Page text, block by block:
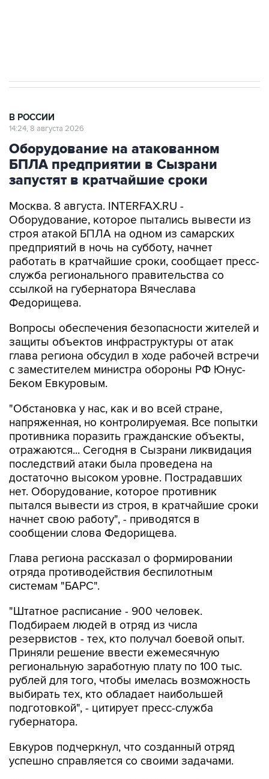
В РОССИИ
14:24, 8 августа 2026
Оборудование на атакованном
БПЛА предприятии в Сызрани
запустят в кратчайшие сроки
Москва. 8 августа. INTERFAX.RU -
Оборудование, которое пытались вывести из
строя атакой БПЛА на одном из самарских
предприятий в ночь на субботу, начнет
работать в кратчайшие сроки, сообщает пресс-
служба регионального правительства со
ссылкой на губернатора Вячеслава
Федорищева.
Вопросы обеспечения безопасности жителей и
защиты объектов инфраструктуры от атак
глава региона обсудил в ходе рабочей встречи
с заместителем министра обороны РФ Юнус-
Беком Евкуровым.
"Обстановка у нас, как и во всей стране,
напряженная, но контролируемая. Все попытки
противника поразить гражданские объекты,
отражаются... Сегодня в Сызрани ликвидация
последствий атаки была проведена на
достаточно высоком уровне. Пострадавших
нет. Оборудование, которое противник
пытался вывести из строя, в кратчайшие сроки
начнет свою работу", - приводятся в
сообщении слова Федорищева.
Глава региона рассказал о формировании
отряда противодействия беспилотным
системам "БАРС".
"Штатное расписание - 900 человек.
Подбираем людей в отряд из числа
резервистов - тех, кто получал боевой опыт.
Приняли решение ввести ежемесячную
региональную заработную плату по 100 тыс.
рублей для того, чтобы имелась возможность
выбирать тех, кто обладает наибольшей
подготовкой", - цитирует пресс-служба
губернатора.
Евкуров подчеркнул, что созданный отряд
успешно справляется со своими задачами.